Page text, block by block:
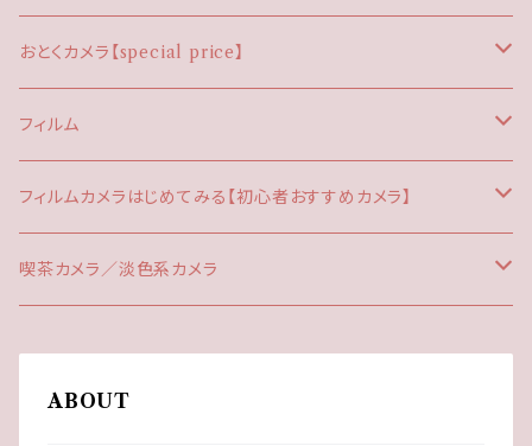
KONICA（コニカ）
KYOCERA（京セラ）
LEICA（ライカ）
LOMOGRAPHY（ロモグラフィー）
MINOLTA（ミノルタ）
ハーフカメラ
コンデジ
一眼レフ
M42マウント
OMマウント
ライカRマウント
カメラストラップ
CANONEOSストラップ
ストロボ
ボディキャップ
レンズキャップ
PENのキャップ
レンズフード
おとくカメラ【special price】
プチプラ
わけありカメラ
JUNK
フィルム
35mm
フィルムカメラはじめてみる【初心者おすすめカメラ】
さくっと楽しめる
一眼だけど簡単！
喫茶カメラ／淡色系カメラ
淡色系カメラ
ABOUT